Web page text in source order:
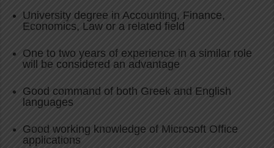
University degree in Accounting, Finance,
Economics, Law or a related field
One to two years of experience in a similar role
will be considered an advantage
Good command of both Greek and English
languages
Good working knowledge of Microsoft Office
applications